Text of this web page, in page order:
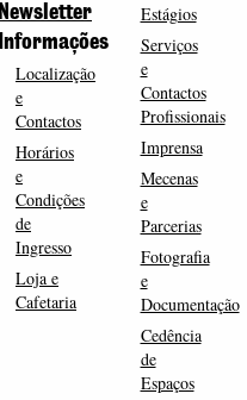
Newsletter
Informações
Localização
e
Contactos
Horários
e
Condições
de
Ingresso
Loja e
Cafetaria
Estágios
Serviços
e
Contactos
Profissionais
Imprensa
Mecenas
e
Parcerias
Fotografia
e
Documentação
Cedência
de
Espaços